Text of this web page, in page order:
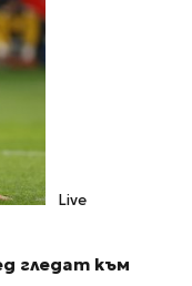
Live
гледат към